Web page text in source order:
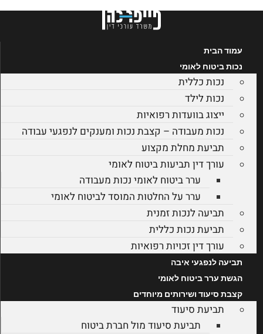
דלג
עמוד הבית
נכות ביטוח לאומי
נכות כללית
נכות לילד
ייצוג בוועדות רפואיות
נכות מעבודה – קצבת נכות ומענקים לנפגעי עבודה
תביעת מחלת מקצוע
עורך דין תביעות ביטוח לאומי
ערר ביטוח לאומי נכות מעבודה
ערר על החלטות המוסד לביטוח לאומי
תביעה לנכות זמנית
תביעת נכות כללית
עורך דין זכויות רפואיות
תביעה לנפגעי איבה
הגשת ערר ביטוח לאומי
קצבת סיעוד ושירותים מיוחדים
תביעת סיעוד
תביעת סיעוד מול חברת ביטוח